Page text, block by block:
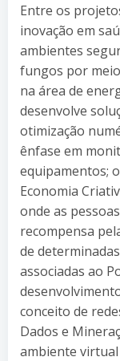
Entre os
inovação em
ambientes
fungos por
na área de
desenvolve
otimização
ênfase em
equipamentos; o
Economia
onde as
recompensa
de
associadas ao
conceito de
Dados e
ambiente